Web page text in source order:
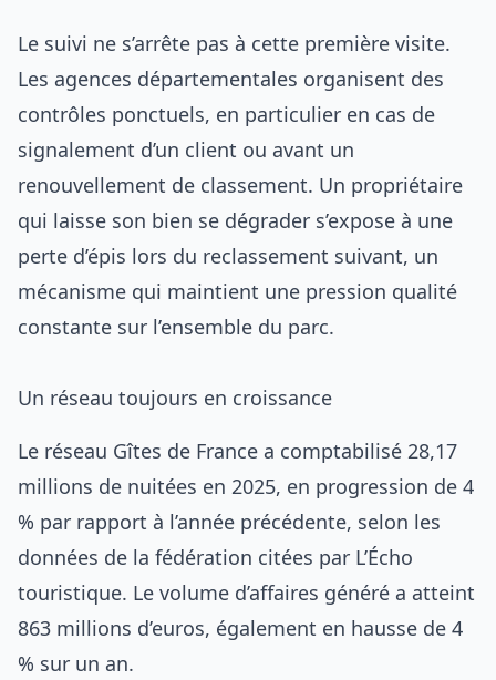
Le suivi ne s’arrête pas à cette première visite.
Les agences départementales organisent des
contrôles ponctuels, en particulier en cas de
signalement d’un client ou avant un
renouvellement de classement. Un propriétaire
qui laisse son bien se dégrader s’expose à une
perte d’épis lors du reclassement suivant, un
mécanisme qui maintient une pression qualité
constante sur l’ensemble du parc.
Un réseau toujours en croissance
Le réseau Gîtes de France a comptabilisé 28,17
millions de nuitées en 2025, en progression de 4
% par rapport à l’année précédente, selon les
données de la fédération citées par L’Écho
touristique. Le volume d’affaires généré a atteint
863 millions d’euros, également en hausse de 4
% sur un an.